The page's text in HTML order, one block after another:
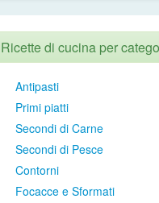
Ricette di cucina per
Antipasti
Primi piatti
Secondi di Carne
Secondi di Pesce
Contorni
Focacce e Sformati